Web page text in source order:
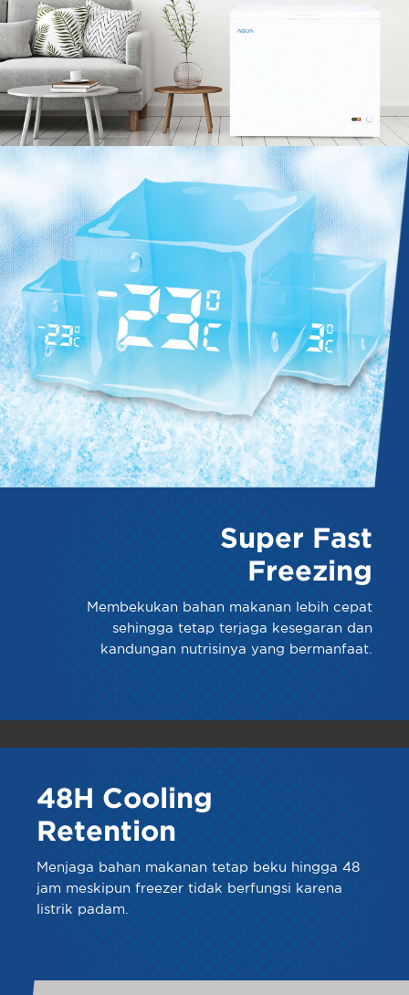
Super Fast
Freezing
Membekukan bahan makanan lebih cepat
sehingga tetap terjaga kesegaran dan
kandungan nutrisinya yang bermanfaat.
48H Cooling
Retention
Menjaga bahan makanan tetap beku hingga 48
jam meskipun freezer tidak berfungsi karena
listrik padam.